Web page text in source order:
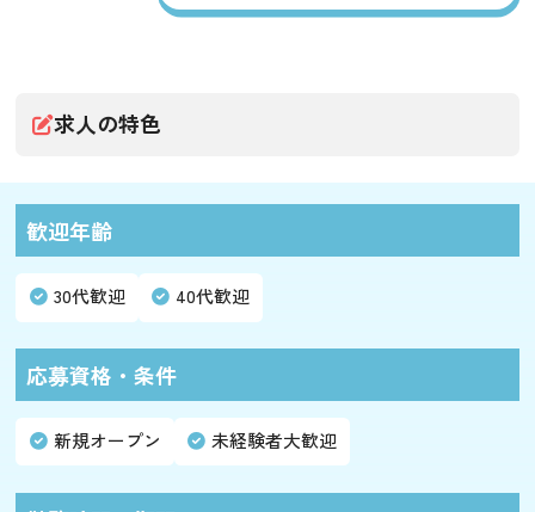
求人の特色
歓迎年齢
30代歓迎 40代歓迎
応募資格・条件
新規オープン 未経験者大歓迎